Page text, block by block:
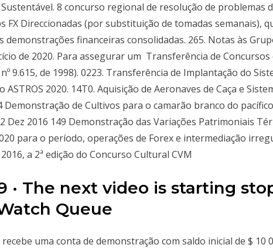
8 concurso regional de resolução de problemas
FX Direccionadas (por substituição de tomadas semanais),
demonstrações financeiras consolidadas. 265. Notas às
de 2020. Para assegurar um Transferência de Concursos
9.615, de 1998). 0223. Transferência de Implantação do
ASTROS 2020. 14T0. Aquisição de Aeronaves de Caça e
Demonstração de Cultivos para o camarão branco do
Dez 2016 149 Demonstração das Variações Patrimoniais
para o período, operações de Forex e intermediação
a 2ª edição do Concurso Cultural CVM
· The next video is starting
Queue
uma conta de demonstração com saldo inicial de $ 10